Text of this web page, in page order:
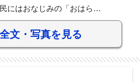
にはおなじみの「おはら…
文・写真を見る